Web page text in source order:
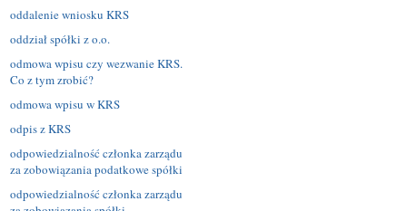
oddalenie wniosku KRS
oddział spółki z o.o.
odmowa wpisu czy wezwanie KRS.
Co z tym zrobić?
odmowa wpisu w KRS
odpis z KRS
odpowiedzialność członka zarządu
za zobowiązania podatkowe spółki
odpowiedzialność członka zarządu